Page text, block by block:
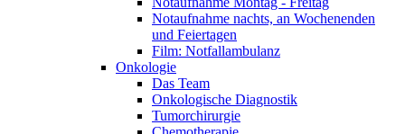
Notaufnahme nachts, an Wochenenden
und Feiertagen
Film: Notfallambulanz
Onkologie
Das Team
Onkologische Diagnostik
Tumorchirurgie